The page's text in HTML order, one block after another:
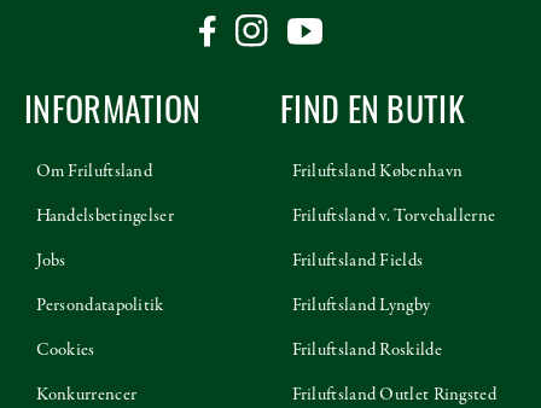
INFORMATION
Om Friluftsland
Handelsbetingelser
Jobs
Persondatapolitik
Cookies
Konkurrencer
FIND EN BUTIK
Friluftsland København
Friluftsland v. Torvehallerne
Friluftsland Fields
Friluftsland Lyngby
Friluftsland Roskilde
Friluftsland Outlet Ringsted